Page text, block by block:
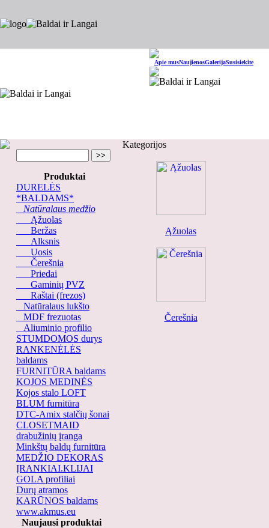
Apie musNaujienosGalerijaSusisiekite
Produktai
DURELĖS
*BALDAMS*
Natūralaus medžio
Ąžuolas
Beržas
Alksnis
Uosis
Čerešnia
Priedai
Gaminių PVZ
Raštai (frezos)
Natūralaus lukšto
MDF frezuotas
Aliuminio profilio
STUMDOMOS durys
RANKENĖLĖS
baldams
FURNITŪRA baldams
KOJOS MEDINĖS
Kojos stalo LOFT
BLUM furnitūra
DTC-Amix stalčių šonai
CLOSETMAID
drabužinių įranga
Minkštų baldų furnitūra
MEDŽIO DEKORAS
ĮRANKIAI.KLIJAI
GOLA profiliai
Durų atramos
KARŪNOS baldams
www.akmus.eu
Naujausi produktai
F-670
Kategorijos
Ąžuolas
Čerešnia